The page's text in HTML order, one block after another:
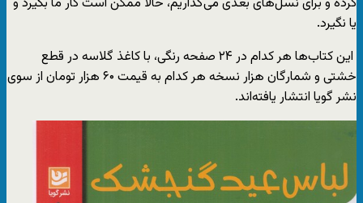
یا نگیرد.
این کتاب‌ها هر کدام در ۲۴ صفحه رنگی، با کاغذ گلاسه در قطع
خشتی و شمارگان هزار نسخه هر کدام به قیمت ۶۰ هزار تومان از سوی
نشر گویا انتشار یافته‌اند.